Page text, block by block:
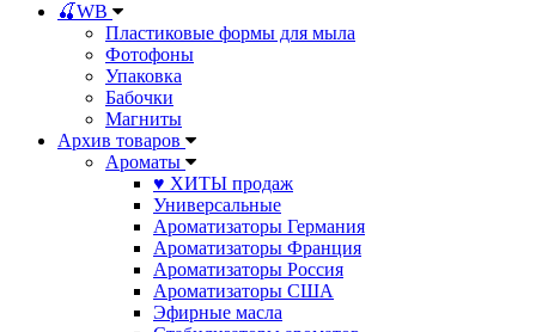
🍒WB
Пластиковые формы для мыла
Фотофоны
Упаковка
Бабочки
Магниты
Архив товаров
Ароматы
♥ ХИТЫ продаж
Универсальные
Ароматизаторы Германия
Ароматизаторы Франция
Ароматизаторы Россия
Ароматизаторы США
Эфирные масла